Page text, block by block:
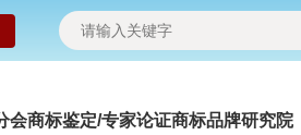
会商标鉴定/专家论证商标品牌研究院